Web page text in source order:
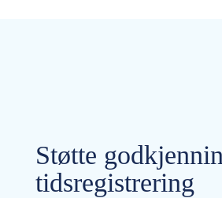
Støtte
tidsregistrering